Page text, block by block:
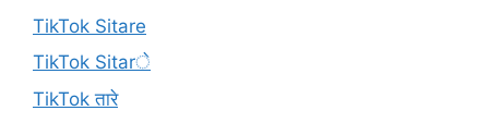
TikTok Sitare
TikTok Sitarे
TikTok तारे